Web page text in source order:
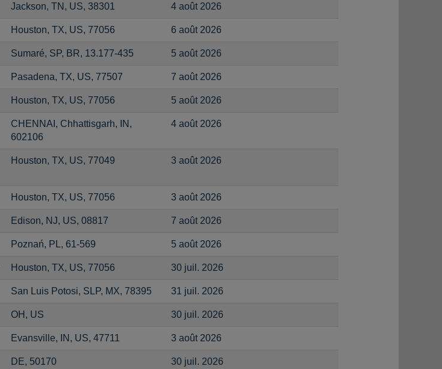
Jackson, TN, US, 38301 4 août 2026
Houston, TX, US, 77056 6 août 2026
Sumaré, SP, BR, 13.177-435 5 août 2026
Pasadena, TX, US, 77507 7 août 2026
Houston, TX, US, 77056 5 août 2026
CHENNAI, Chhattisgarh, IN,
602106
4 août 2026
Houston, TX, US, 77049 3 août 2026
Houston, TX, US, 77056 3 août 2026
Edison, NJ, US, 08817 7 août 2026
Poznań, PL, 61-569 5 août 2026
Houston, TX, US, 77056 30 juil. 2026
San Luis Potosi, SLP, MX, 78395 31 juil. 2026
OH, US 30 juil. 2026
Evansville, IN, US, 47711 3 août 2026
DE, 50170 30 juil. 2026